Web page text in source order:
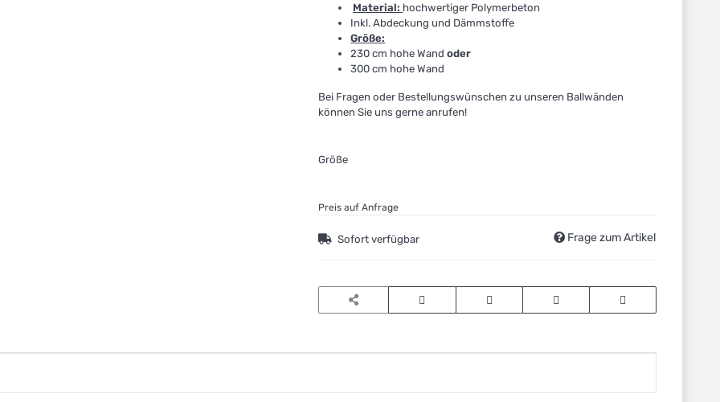
Material: hochwertiger Polymerbeton
Inkl. Abdeckung und Dämmstoffe
Größe:
230 cm hohe Wandoder
300 cm hohe Wand
Bei Fragen oder Bestellungswünschen zu unseren Ballwänden
können Sie uns gerne anrufen!
Größe
Preis auf Anfrage
Sofort verfügbar Frage zum Artikel